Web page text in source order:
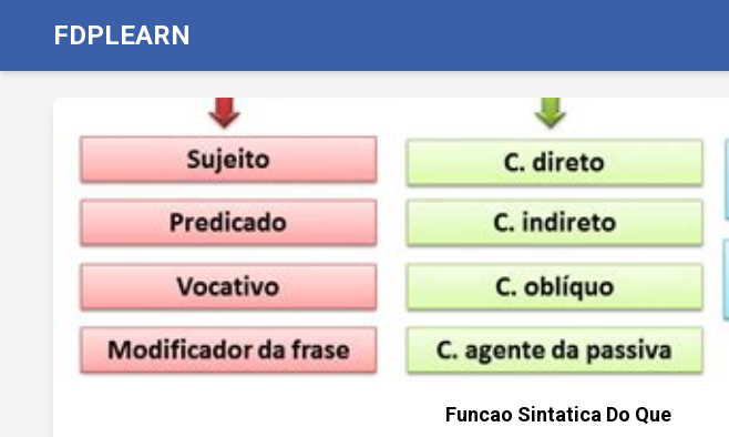
FDPLEARN
Funcao Sintatica Do Que